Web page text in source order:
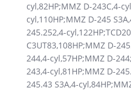
cyl,82HP;MMZ D-243C,4-
cyl,110HP;MMZ D-245
245.252,4-
C3UT83,108HP;MMZ D-
244,4-cyl,57HP;MMZ D-
243,4-cyl,81HP;MMZ D-
245.43 S3A,4-